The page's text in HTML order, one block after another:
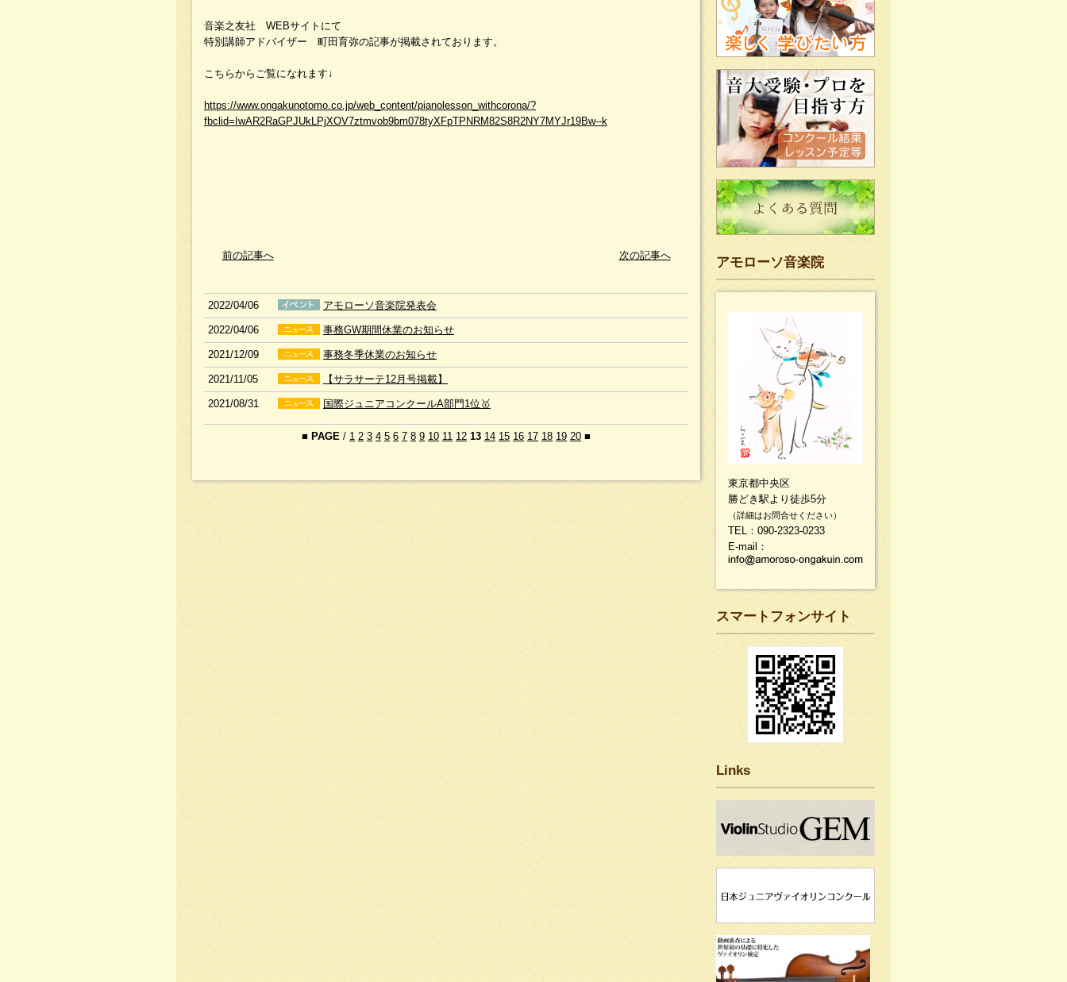
音楽之友社 WEBサイトにて
特別講師アドバイザー 町田育弥の記事が掲載されております。
こちらからご覧になれます↓
https://www.ongakunotomo.co.jp/web_content/pianolesson_withcorona/?
fbclid=IwAR2RaGPJUkLPjXOV7ztmvob9bm078tyXFpTPNRM82S8R2NY7MYJr19Bw--k
前の記事へ 次の記事へ
2022/04/06 アモローソ音楽院発表会
2022/04/06 事務GW期間休業のお知らせ
2021/12/09 事務冬季休業のお知らせ
2021/11/05 【サラサーテ12月号掲載】
2021/08/31 国際ジュニアコンクールA部門1位🥇
■ PAGE / 1 2 3 4 5 6 7 8 9 10 11 12 13 14 15 16 17 18 19 20 ■
アモローソ音楽院
東京都中央区
勝どき駅より徒歩5分
（詳細はお問合せください）
TEL：090-2323-0233
E-mail：
スマートフォンサイト
Links